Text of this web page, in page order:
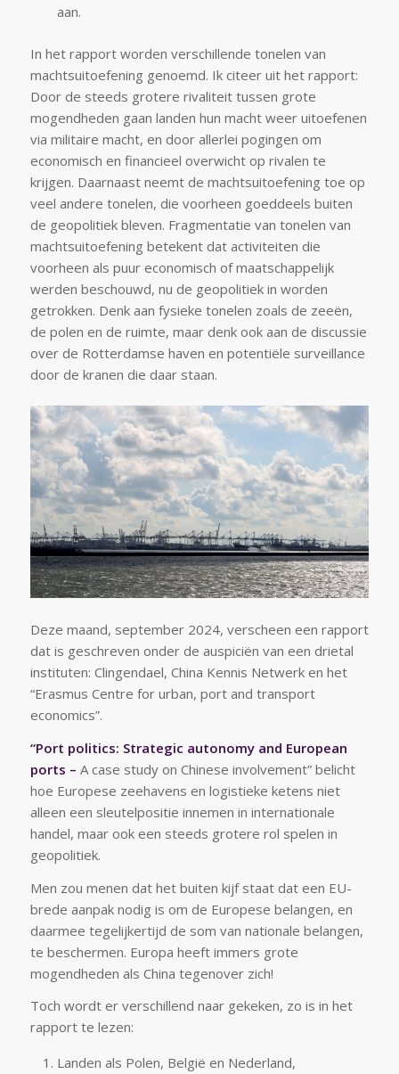
aan.
In het rapport worden verschillende tonelen van
machtsuitoefening genoemd. Ik citeer uit het rapport:
Door de steeds grotere rivaliteit tussen grote
mogendheden gaan landen hun macht weer uitoefenen
via militaire macht, en door allerlei pogingen om
economisch en financieel overwicht op rivalen te
krijgen. Daarnaast neemt de machtsuitoefening toe op
veel andere tonelen, die voorheen goeddeels buiten
de geopolitiek bleven. Fragmentatie van tonelen van
machtsuitoefening betekent dat activiteiten die
voorheen als puur economisch of maatschappelijk
werden beschouwd, nu de geopolitiek in worden
getrokken. Denk aan fysieke tonelen zoals de zeeën,
de polen en de ruimte, maar denk ook aan de discussie
over de Rotterdamse haven en potentiële surveillance
door de kranen die daar staan.
Deze maand, september 2024, verscheen een rapport
dat is geschreven onder de auspiciën van een drietal
instituten: Clingendael, China Kennis Netwerk en het
“Erasmus Centre for urban, port and transport
economics”.
“Port politics: Strategic autonomy and European
ports – A case study on Chinese involvement” belicht
hoe Europese zeehavens en logistieke ketens niet
alleen een sleutelpositie innemen in internationale
handel, maar ook een steeds grotere rol spelen in
geopolitiek.
Men zou menen dat het buiten kijf staat dat een EU-
brede aanpak nodig is om de Europese belangen, en
daarmee tegelijkertijd de som van nationale belangen,
te beschermen. Europa heeft immers grote
mogendheden als China tegenover zich!
Toch wordt er verschillend naar gekeken, zo is in het
rapport te lezen:
Landen als Polen, België en Nederland,